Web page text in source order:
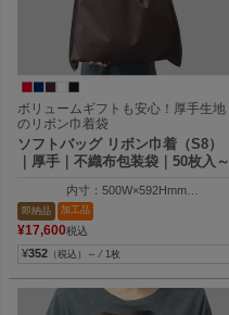
ボリュームギフトも安心！厚手生地
のリボン巾着袋
ソフトバッグ リボン巾着（S8）
｜厚手｜不織布包装袋｜50枚入～
内寸：500W×592Hmm
外寸：500W×800Hmm
即納品 加工品
¥17,600税込
¥352 （税込）～ ⁄ 1枚